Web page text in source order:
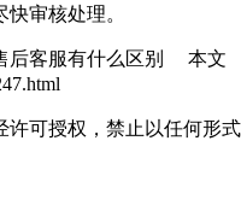
审核处理。
后客服有什么区别 本文
许可授权，禁止以任何形式